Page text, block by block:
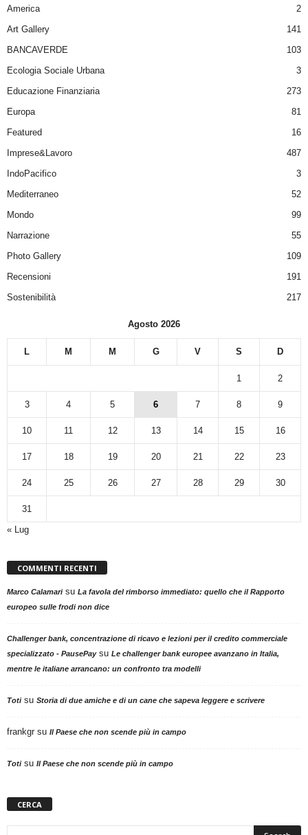
America
2
Art Gallery
141
BANCAVERDE
103
Ecologia Sociale Urbana
3
Educazione Finanziaria
273
Europa
81
Featured
16
Imprese&Lavoro
487
IndoPacifico
3
Mediterraneo
52
Mondo
99
Narrazione
55
Photo Gallery
109
Recensioni
191
Sostenibilità
217
Agosto 2026
L M M G V S D
1 2
3 4 5 6 7 8 9
10 11 12 13 14 15 16
17 18 19 20 21 22 23
24 25 26 27 28 29 30
31
« Lug
COMMENTI RECENTI
Marco Calamarisu La favola del rimborso immediato: quello che il Rapporto
europeo sulle frodi non dice
Challenger bank, concentrazione di ricavo e lezioni per il credito commerciale
specializzato - PausePaysu Le challenger bank europee avanzano in Italia,
mentre le italiane arrancano: un confronto tra modelli
Totisu Storia di due amiche e di un cane che sapeva leggere e scrivere
frankgr su Il Paese che non scende più in campo
Totisu Il Paese che non scende più in campo
CERCA